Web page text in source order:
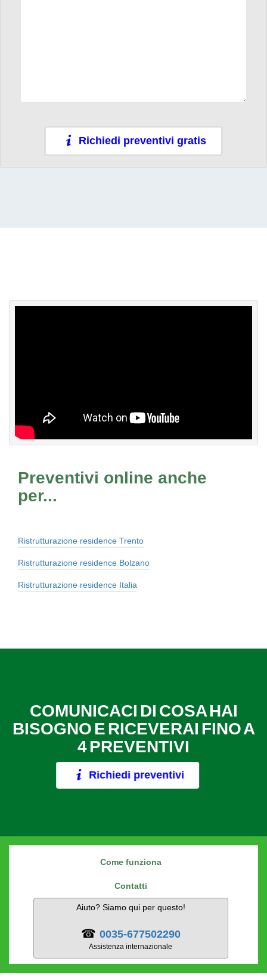
Richiedi preventivi gratis
Preventivi online anche
per...
Ristrutturazione residence Trento
Ristrutturazione residence Bolzano
Ristrutturazione residence Italia
COMUNICACI DI COSA HAI
BISOGNO E RICEVERAI FINO A
4 PREVENTIVI
Richiedi preventivi
Come funziona
Contatti
Aiuto? Siamo qui per questo!
☎ 0035-677502290
Assistenza internazionale